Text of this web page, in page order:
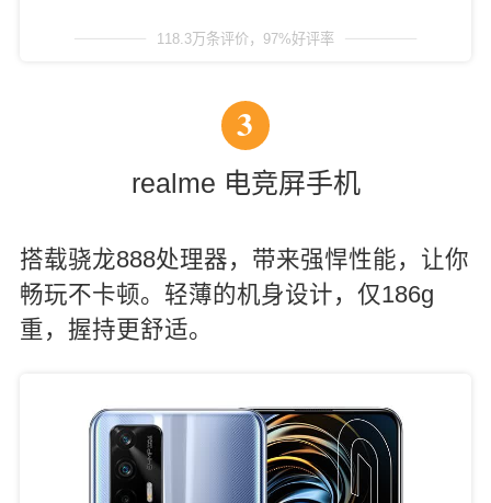
118.3万条评价，97%好评率
3
realme 电竞屏手机
搭载骁龙888处理器，带来强悍性能，让你
畅玩不卡顿。轻薄的机身设计，仅186g
重，握持更舒适。